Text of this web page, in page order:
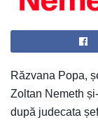
Răzvana Popa,
Zoltan Nemeth
după judecata